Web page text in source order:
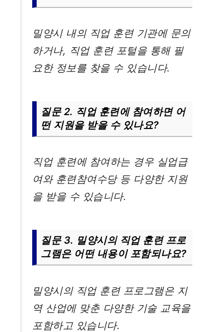
밀양시 내의 직업 훈련 기관에 문의
하거나, 직업 훈련 포털을 통해 필
요한 정보를 찾을 수 있습니다.
질문 2. 직업 훈련에 참여하면 어
떤 지원을 받을 수 있나요?
직업 훈련에 참여하는 경우 실업급
여와 훈련참여수당 등 다양한 지원
을 받을 수 있습니다.
질문 3. 밀양시의 직업 훈련 프로
그램은 어떤 내용이 포함되나요?
밀양시의 직업 훈련 프로그램은 지
역 산업에 맞춘 다양한 기술 교육을
포함하고 있습니다.